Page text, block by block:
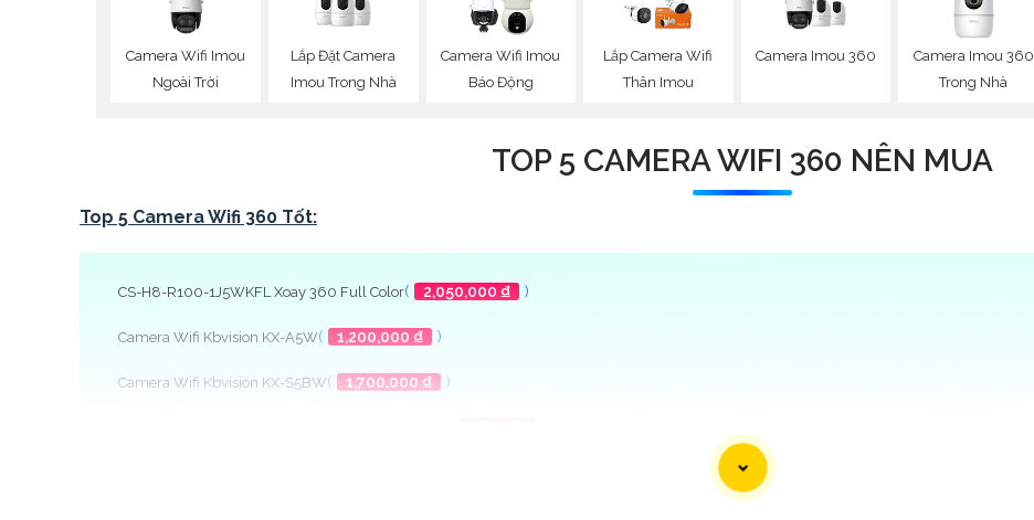
Camera Wifi Imou
Ngoài Trời
Lắp Đặt Camera
Imou Trong Nhà
Camera Wifi Imou
Báo Động
Lắp Camera Wifi
Thân Imou
Camera Imou 360
Camera Imou 360
Trong Nhà
TOP 5 CAMERA WIFI 360 NÊN MUA
Top 5 Camera Wifi 360 Tốt:
CS-H8-R100-1J5WKFL Xoay 360 Full Color( 2,050,000 ₫ )
Camera Wifi Kbvision KX-A5W( 1,200,000 ₫ )
Camera Wifi Kbvision KX-S5BW( 1,700,000 ₫ )